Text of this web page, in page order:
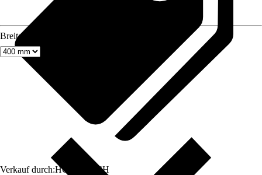
Verkauf durch:HORNBACH
Breite